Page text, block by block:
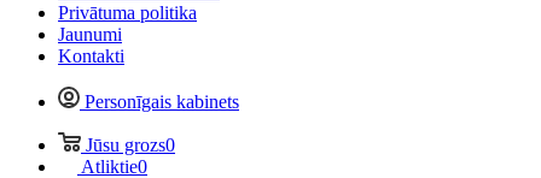
Privātuma politika
Jaunumi
Kontakti
Personīgais kabinets
Jūsu grozs0
Atliktie0